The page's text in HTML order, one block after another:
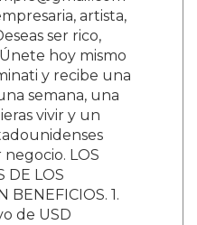
artista,
ser rico,
hoy mismo
y recibe una
semana, una
vivir y un
LOS
DE LOS
BENEFICIOS. 1.
de USD